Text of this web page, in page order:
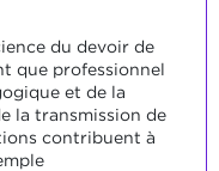
du devoir de
que professionnel
et de la
la transmission de
contribuent à